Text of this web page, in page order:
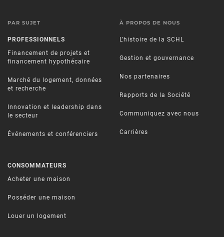
PAR SUJET
PROFESSIONNELS
Financement de projets et
financement hypothécaire
Marché du logement, données
et recherche
Innovation et leadership dans
le secteur
Événements et conférenciers
CONSOMMATEURS
Acheter une maison
Posséder une maison
Louer un logement
À PROPOS DE NOUS
L’histoire de la SCHL
Gestion et gouvernance
Nos partenaires
Rapports de la Société
Communiquez avec nous
Carrières